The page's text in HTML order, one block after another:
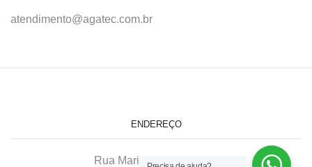
atendimento@agatec.com.br
ENDEREÇO
Rua Maria Afonso, 166-A